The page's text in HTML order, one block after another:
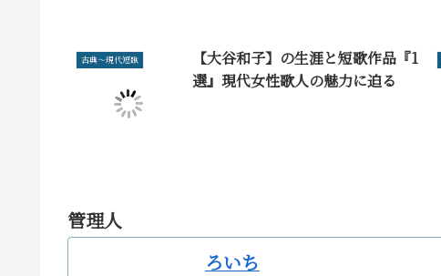
古典～現代短歌
【大谷和子】の生涯と短歌作品『1
選』現代女性歌人の魅力に迫る
管理人
ろいち